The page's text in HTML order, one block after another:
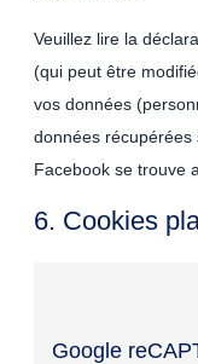
Veuillez lire la
(qui peut être
vos données
données récupérées
Facebook se trouve
6. Cookies
Google